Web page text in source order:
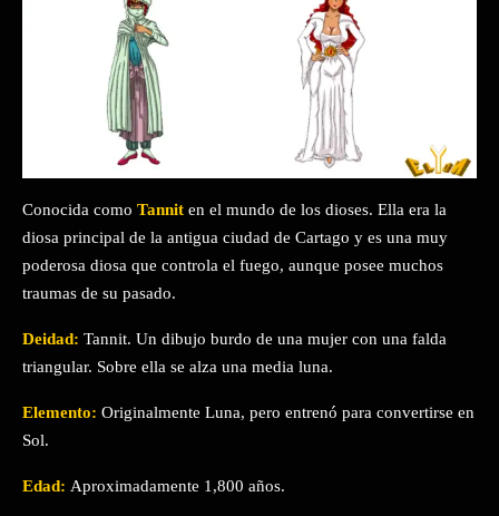
Conocida como Tannit en el mundo de los dioses. Ella era la
diosa principal de la antigua ciudad de Cartago y es una muy
poderosa diosa que controla el fuego, aunque posee muchos
traumas de su pasado.
Deidad: Tannit. Un dibujo burdo de una mujer con una falda
triangular. Sobre ella se alza una media luna.
Elemento: Originalmente Luna, pero entrenó para convertirse en
Sol.
Edad: Aproximadamente 1,800 años.